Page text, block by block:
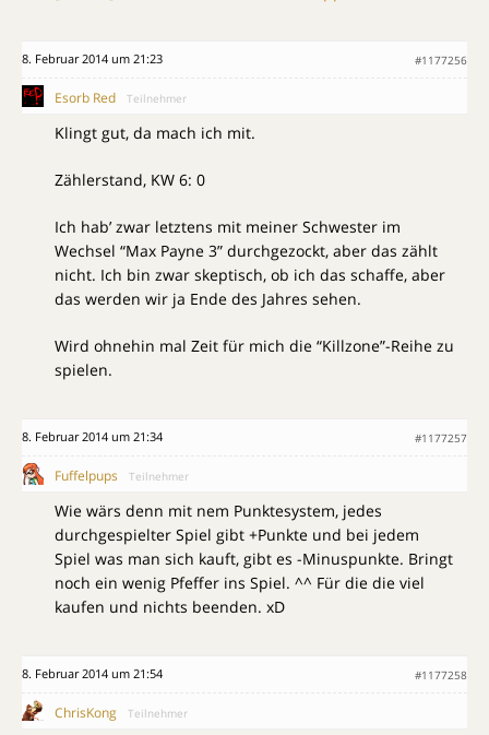
8. Februar 2014 um 21:23 #1177256
Esorb Red Teilnehmer
Klingt gut, da mach ich mit.
Zählerstand, KW 6: 0
Ich hab’ zwar letztens mit meiner Schwester im
Wechsel “Max Payne 3” durchgezockt, aber das zählt
nicht. Ich bin zwar skeptisch, ob ich das schaffe, aber
das werden wir ja Ende des Jahres sehen.
Wird ohnehin mal Zeit für mich die “Killzone”-Reihe zu
spielen.
8. Februar 2014 um 21:34 #1177257
Fuffelpups Teilnehmer
Wie wärs denn mit nem Punktesystem, jedes
durchgespielter Spiel gibt +Punkte und bei jedem
Spiel was man sich kauft, gibt es -Minuspunkte. Bringt
noch ein wenig Pfeffer ins Spiel. ^^ Für die die viel
kaufen und nichts beenden. xD
8. Februar 2014 um 21:54 #1177258
ChrisKong Teilnehmer